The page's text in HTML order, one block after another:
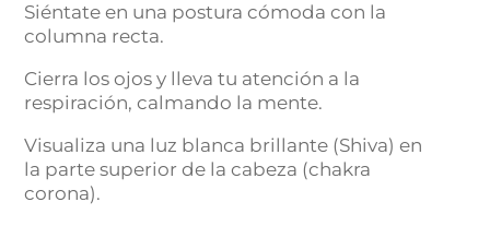
Siéntate en una postura cómoda con la
columna recta.
Cierra los ojos y lleva tu atención a la
respiración, calmando la mente.
Visualiza una luz blanca brillante (Shiva) en
la parte superior de la cabeza (chakra
corona).